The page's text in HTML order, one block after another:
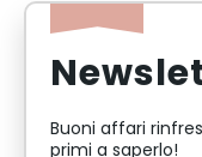
Buoni affari